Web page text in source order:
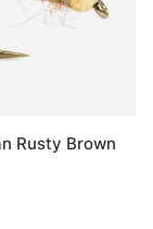
Rusty Brown